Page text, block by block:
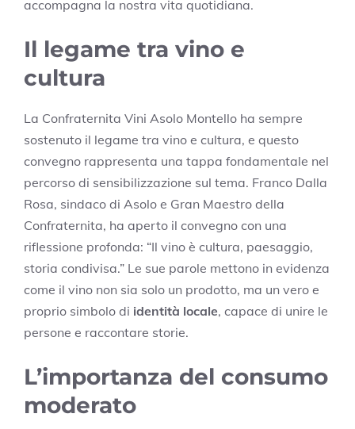
accompagna la nostra vita quotidiana.
Il legame tra vino e
cultura
La Confraternita Vini Asolo Montello ha sempre
sostenuto il legame tra vino e cultura, e questo
convegno rappresenta una tappa fondamentale nel
percorso di sensibilizzazione sul tema. Franco Dalla
Rosa, sindaco di Asolo e Gran Maestro della
Confraternita, ha aperto il convegno con una
riflessione profonda: “Il vino è cultura, paesaggio,
storia condivisa.” Le sue parole mettono in evidenza
come il vino non sia solo un prodotto, ma un vero e
proprio simbolo di identità locale, capace di unire le
persone e raccontare storie.
L’importanza del consumo
moderato